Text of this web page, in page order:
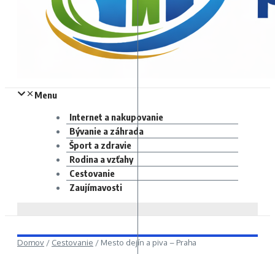
Menu
Internet a nakupovanie
Bývanie a záhrada
Šport a zdravie
Rodina a vzťahy
Cestovanie
Zaujímavosti
Domov / Cestovanie / Mesto dejín a piva – Praha